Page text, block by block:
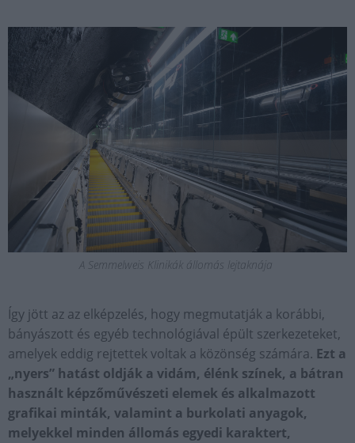
A Semmelweis Klinikák állomás lejtaknája
Így jött az az elképzelés, hogy megmutatják a korábbi,
bányászott és egyéb technológiával épült szerkezeteket,
amelyek eddig rejtettek voltak a közönség számára. Ezt a
„nyers” hatást oldják a vidám, élénk színek, a bátran
használt képzőművészeti elemek és alkalmazott
grafikai minták, valamint a burkolati anyagok,
melyekkel minden állomás egyedi karaktert,